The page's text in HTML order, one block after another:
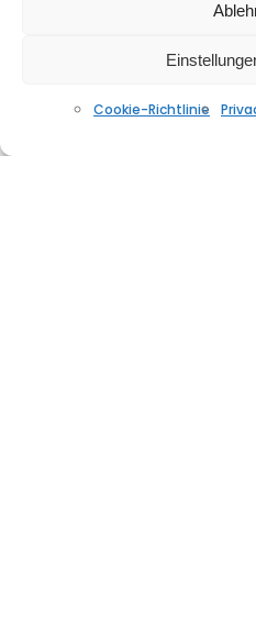
Cookie-Richtlinie
House Selection Vol.23